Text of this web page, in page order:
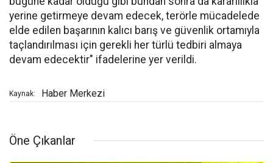
yerine getirmeye devam edecek, terörle mücadelede
elde edilen başarının kalıcı barış ve güvenlik ortamıyla
taçlandırılması için gerekli her türlü tedbiri almaya
devam edecektir" ifadelerine yer verildi.
Kaynak: Haber Merkezi
Öne Çıkanlar